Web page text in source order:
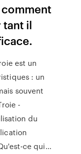
tant il
est un
: un
souvent
-
du
ce qui...